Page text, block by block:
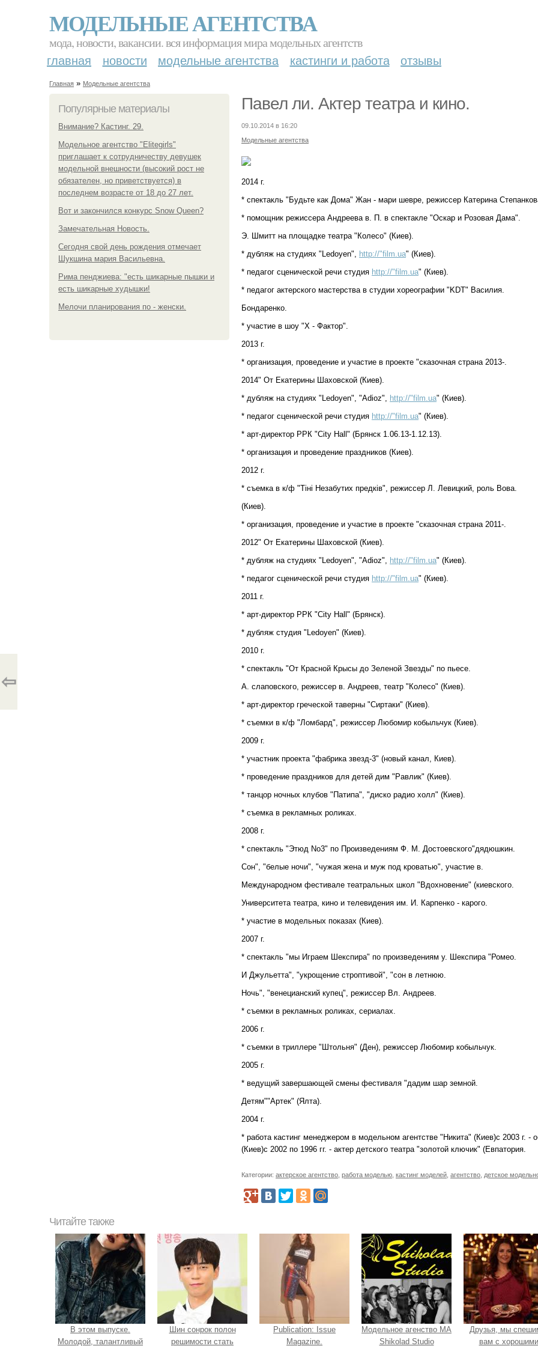
МОДЕЛЬНЫЕ АГЕНТСТВА
мода, новости, вакансии. вся информация мира модельных агентств
главная новости модельные агентства кастинги и работа отзывы
Главная » Модельные агентства
Популярные материалы
Внимание? Кастинг. 29.
Модельное агентство "Elitegirls"
приглашает к сотрудничеству девушек
модельной внешности (высокий рост не
обязателен, но приветствуется) в
последнем возрасте от 18 до 27 лет.
Вот и закончился конкурс Snow Queen?
Замечательная Новость.
Сегодня свой день рождения отмечает
Шукшина мария Васильевна.
Рима пенджиева: "есть шикарные пышки и
есть шикарные худышки!
Мелочи планирования по - женски.
Павел ли. Актер театра и кино.
09.10.2014 в 16:20
Модельные агентства
2014 г.
* спектакль "Будьте как Дома" Жан - мари шевре, режиссер Катерина
* помощник режиссера Андреева в. П. в спектакле "Оскар и Розовая Дама".
Э. Шмитт на площадке театра "Колесо" (Киев).
* дубляж на студиях "Ledoyen", http://"film.ua" (Киев).
* педагог сценической речи студия http://"film.ua" (Киев).
* педагог актерского мастерства в студии хореографии "KDT" Василия.
Бондаренко.
* участие в шоу "Х - Фактор".
2013 г.
* организация, проведение и участие в проекте "сказочная страна 2013-.
2014" От Екатерины Шаховской (Киев).
* дубляж на студиях "Ledoyen", "Adioz", http://"film.ua" (Киев).
* педагог сценической речи студия http://"film.ua" (Киев).
* арт-директор РРК "City Hall" (Брянск 1.06.13-1.12.13).
* организация и проведение праздников (Киев).
2012 г.
* съемка в к/ф "Тіні Незабутих предків", режиссер Л. Левицкий, роль Вова.
(Киев).
* организация, проведение и участие в проекте "сказочная страна 2011-.
2012" От Екатерины Шаховской (Киев).
* дубляж на студиях "Ledoyen", "Adioz", http://"film.ua" (Киев).
* педагог сценической речи студия http://"film.ua" (Киев).
2011 г.
* арт-директор РРК "City Hall" (Брянск).
* дубляж студия "Ledoyen" (Киев).
2010 г.
* спектакль "От Красной Крысы до Зеленой Звезды" по пьесе.
А. слаповского, режиссер в. Андреев, театр "Колесо" (Киев).
* арт-директор греческой таверны "Сиртаки" (Киев).
* съемки в к/ф "Ломбард", режиссер Любомир кобыльчук (Киев).
2009 г.
* участник проекта "фабрика звезд-3" (новый канал, Киев).
* проведение праздников для детей дим "Равлик" (Киев).
* танцор ночных клубов "Патипа", "диско радио холл" (Киев).
* съемка в рекламных роликах.
2008 г.
* спектакль "Этюд No3" по Произведениям Ф. М. Достоевского"дядюшкин.
Сон", "белые ночи", "чужая жена и муж под кроватью", участие в.
Международном фестивале театральных школ "Вдохновение" (киевского.
Университета театра, кино и телевидения им. И. Карпенко - карого.
* участие в модельных показах (Киев).
2007 г.
* спектакль "мы Играем Шекспира" по произведениям у. Шекспира "Ромео.
И Джульетта", "укрощение строптивой", "сон в летнюю.
Ночь", "венецианский купец", режиссер Вл. Андреев.
* съемки в рекламных роликах, сериалах.
2006 г.
* съемки в триллере "Штольня" (Ден), режиссер Любомир кобыльчук.
2005 г.
* ведущий завершающей смены фестиваля "дадим шар земной.
Детям""Артек" (Ялта).
2004 г.
* работа кастинг менеджером в модельном агентстве "Никита" (Киев)с 2003 г. -
(Киев)с 2002 по 1996 гг. - актер детского театра "золотой ключик" (Евпатория.
Категории: актерское агентство работа моделью кастинг моделей агентство детское
⇦
Читайте также
В этом выпуске.
Молодой, талантливый
Шин сонрок полон
решимости стать
Publication: Issue
Magazine.
Модельное агенство МА
Shikolad Studio
Друзья, мы
вам с хорошими